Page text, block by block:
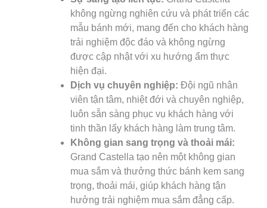
không ngừng nghiên cứu và phát triển các
mẫu bánh mới, mang đến cho khách hàng
trải nghiệm độc đáo và không ngừng
được cập nhật với xu hướng ẩm thực
hiện đại.
Dịch vụ chuyên nghiệp: Đội ngũ nhân
viên tận tâm, nhiệt đới và chuyên nghiệp,
luôn sẵn sàng phục vụ khách hàng với
tinh thần lấy khách hàng làm trung tâm.
Không gian sang trọng và thoải mái:
Grand Castella tạo nên một không gian
mua sắm và thưởng thức bánh kem sang
trọng, thoải mái, giúp khách hàng tận
hưởng trải nghiệm mua sắm đẳng cấp.